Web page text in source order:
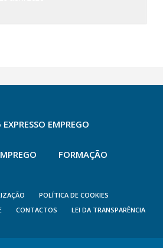
EMPREGO
FORMAÇÃO
POLÍTICA DE COOKIES
CONTACTOS LEI DA TRANSPARÊNCIA